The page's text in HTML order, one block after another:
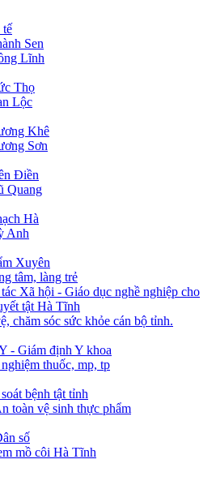
tế
Sen
Lĩnh
Thọ
Lộc
Khê
Sơn
Điền
Quang
Hà
Anh
Xuyên
tâm, làng trẻ
Xã hội - Giáo dục nghề nghiệp cho
tật Hà Tĩnh
chăm sóc sức khỏe cán bộ tỉnh.
- Giám định Y khoa
thuốc, mp, tp
bệnh tật tỉnh
toàn vệ sinh thực phẩm
số
mồ côi Hà Tĩnh